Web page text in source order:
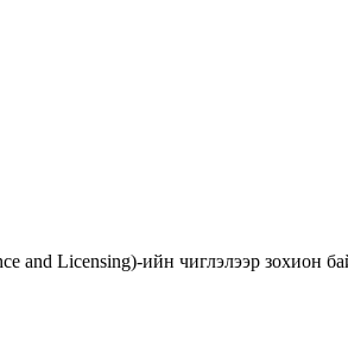
and Licensing)-ийн чиглэлээр зохион